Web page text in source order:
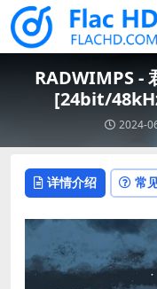
RADWIMPS -
[24bit/
2024-
详情介绍 常